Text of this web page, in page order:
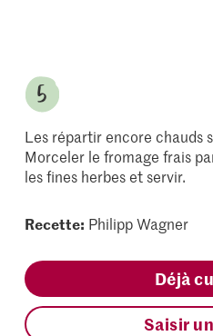
Les répartir encore chauds
Morceler le fromage frais
les fines herbes et servir.
Recette: Philipp Wagner
Déjà
Saisir